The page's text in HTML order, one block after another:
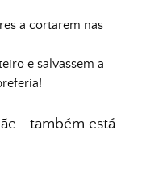
a cortarem nas
e salvassem a
está